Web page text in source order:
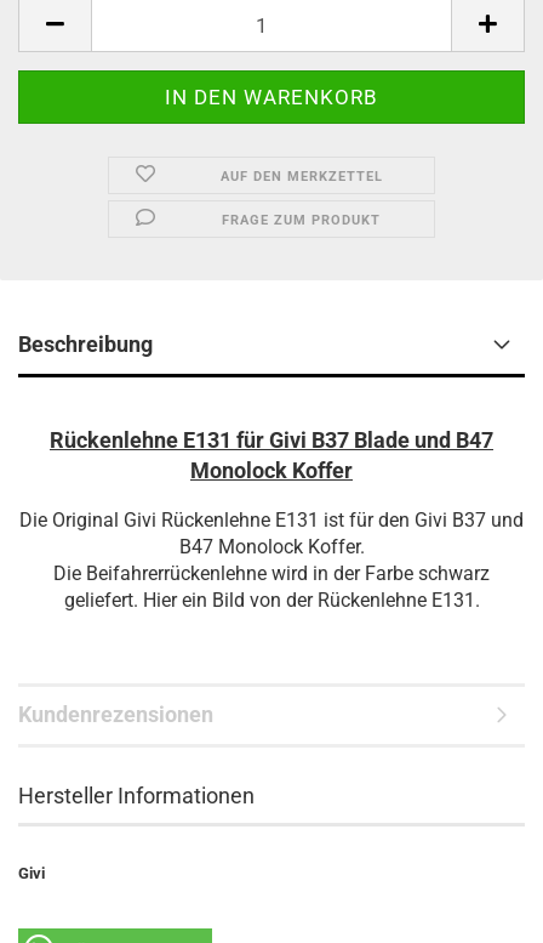
AUF DEN MERKZETTEL
FRAGE ZUM PRODUKT
Beschreibung
Rückenlehne E131 für Givi B37 Blade und B47
Monolock Koffer
Die Original Givi Rückenlehne E131 ist für den Givi B37 und
B47 Monolock Koffer.
Die Beifahrerrückenlehne wird in der Farbe schwarz
geliefert. Hier ein Bild von der Rückenlehne E131.
Kundenrezensionen
Hersteller Informationen
Givi